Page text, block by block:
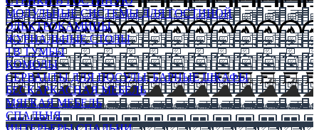
МОДУЛЬНЫЕ СИСТЕМЫ ДЛЯ ГОСТИНОЙ
ЭЛЕКТРОКАМИНЫ
ЖУРНАЛЬНЫЕ СТОЛЫ
ТВ ТУМБЫ
КОМОДЫ
СЕРВАНТЫ ДЛЯ ПОСУДЫ, БАРНЫЕ ШКАФЫ
БЕСКАРКАСНАЯ МЕБЕЛЬ
МЯГКАЯ МЕБЕЛЬ
СПАЛЬНЯ